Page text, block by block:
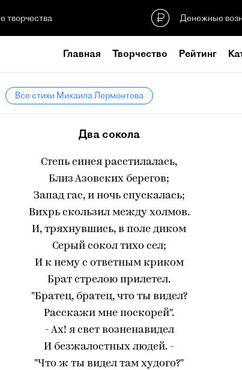
творчества Денежные
Главная Творчество Рейтинг
Все стихи Михаила Лермонтова
Два сокола
Степь синея расстилалась,
Близ Азовских берегов;
Запад гас, и ночь спускалась;
Вихрь скользил между холмов.
И, тряхнувшись, в поле диком
Серый сокол тихо сел;
И к нему с ответным криком
Брат стрелою прилетел.
"Братец, братец, что ты видел?
Расскажи мне поскорей".
- Ах! я свет возненавидел
И безжалостных людей. -
"Что ж ты видел там худого?"